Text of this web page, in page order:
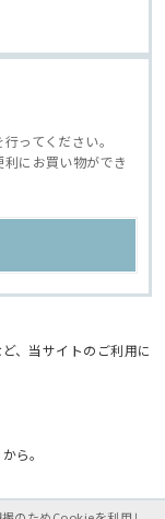
ってください。
にお買い物ができ
、当サイトのご利用に
ら。